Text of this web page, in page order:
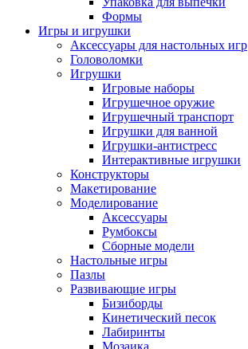
Формы
Игры и игрушки
Аксессуары для настольных игр
Головоломки
Игрушки
Игровые наборы
Игрушечное оружие
Игрушечный транспорт
Игрушки для ванной
Игрушки-антистресс
Интерактивные игрушки
Конструкторы
Макетирование
Моделирование
Аксессуары
Румбоксы
Сборные модели
Настольные игры
Пазлы
Развивающие игры
Бизиборды
Кинетический песок
Лабиринты
Мозаика